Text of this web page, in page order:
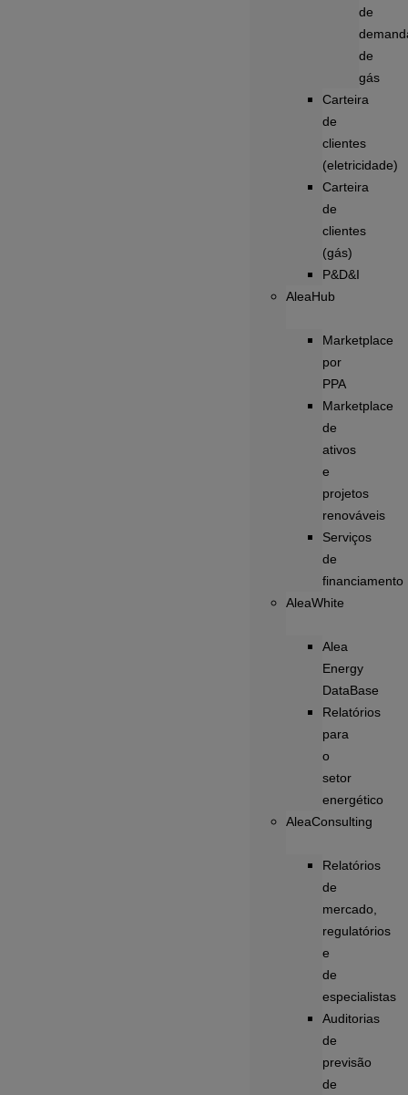
de
de
gás
Carteira
de
clientes
(eletricidade)
Carteira
de
clientes
(gás)
P&D&I
AleaHub
Marketplace
por
PPA
Marketplace
de
ativos
e
projetos
renováveis
Serviços
de
financiamento
AleaWhite
Alea
Energy
DataBase
Relatórios
para
o
setor
energético
AleaConsulting
Relatórios
de
mercado,
regulatórios
e
de
especialistas
Auditorias
de
previsão
de